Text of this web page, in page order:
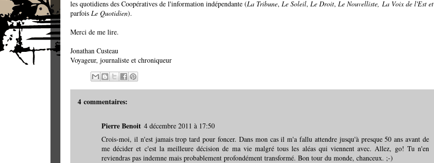
les quotidiens des Coopératives de l'information indépendante (La Tribune, Le Soleil, Le Droit, Le Nouvelliste, La Voix de l'Est et
parfois Le Quotidien).
Merci de me lire.
Jonathan Custeau
Voyageur, journaliste et chroniqueur
4 commentaires:
Pierre Benoit 4 décembre 2011 à 17:50
Crois-moi, il n'est jamais trop tard pour foncer. Dans mon cas il m'a fallu attendre jusqu'à presque 50 ans avant de
me décider et c'est la meilleure décision de ma vie malgré tous les aléas qui viennent avec. Allez, go! Tu n'en
reviendras pas indemne mais probablement profondément transformé. Bon tour du monde, chanceux. ;-)